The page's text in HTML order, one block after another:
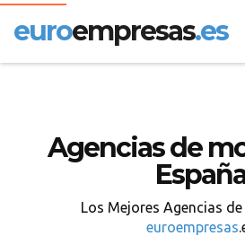
euroempresas.es
Agencias de
Los Mejores Agencias
euroempresas